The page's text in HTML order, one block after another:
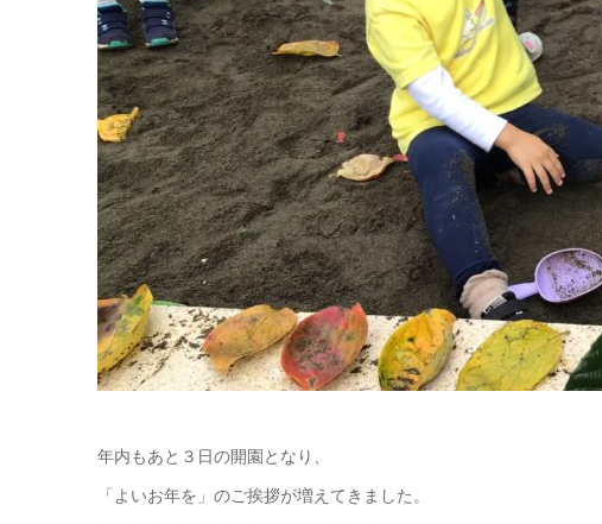
年内もあと３日の開園となり、
「よいお年を」のご挨拶が増えてきました。